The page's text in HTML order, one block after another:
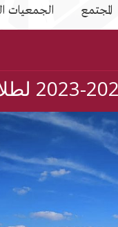
المجتمع الجمعيات